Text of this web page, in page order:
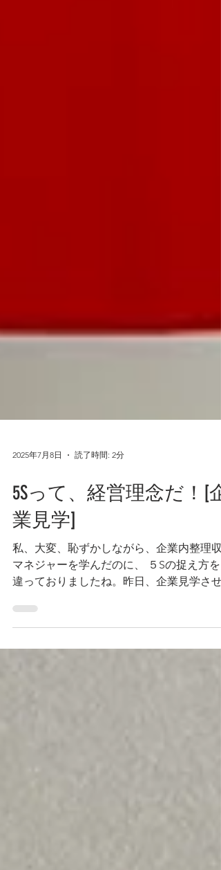
2025年7月8日 読了時間: 2分
5Sって、経営理念だ！[企
業見学]
マネジャーを学んだのに、 ５Sの捉え方を
違っておりましたね。昨日、企業見学させ
いただきました。 北海道小樽にある「株式